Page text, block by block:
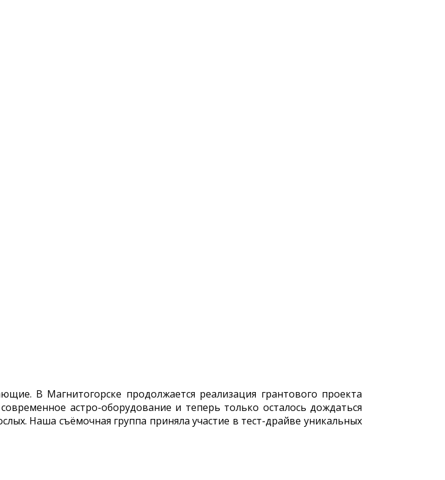
В Магнитогорске продолжается реализация грантового проекта
астро-оборудование и теперь только осталось дождаться
Наша съёмочная группа приняла участие в тест-драйве уникальных